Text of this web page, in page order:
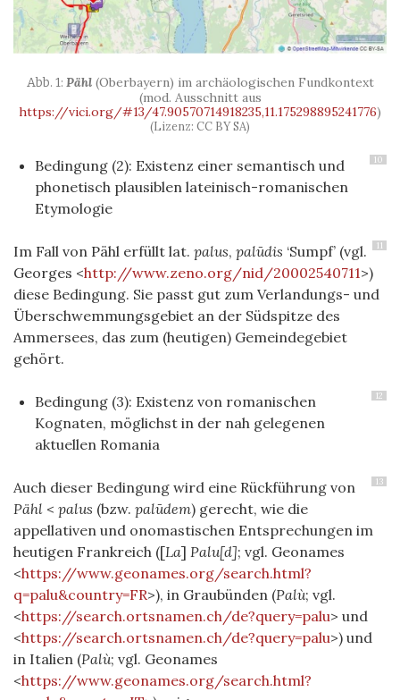
Pähl(Oberbayern) im archäologischen Fundkontext
(mod. Ausschnitt aus
https://vici.org/#13/47.90570714918235,11.175298895241776)
(Lizenz: CC BY SA)
10
Bedingung (2): Existenz einer semantisch und
phonetisch plausiblen lateinisch-romanischen
Etymologie
11
Im Fall von Pähl erfüllt lat. palus, palūdis ‘Sumpf’ (vgl.
Georges <http://www.zeno.org/nid/20002540711>)
diese Bedingung. Sie passt gut zum Verlandungs- und
Überschwemmungsgebiet an der Südspitze des
Ammersees, das zum (heutigen) Gemeindegebiet
gehört.
12
Bedingung (3): Existenz von romanischen
Kognaten, möglichst in der nah gelegenen
aktuellen Romania
13
Auch dieser Bedingung wird eine Rückführung von
Pähl < palus (bzw. palūdem) gerecht, wie die
appellativen und onomastischen Entsprechungen im
heutigen Frankreich ([La] Palu[d]; vgl. Geonames
<https://www.geonames.org/search.html?
q=palu&country=FR>), in Graubünden (Palù; vgl.
<https://search.ortsnamen.ch/de?query=palu> und
<https://search.ortsnamen.ch/de?query=palu>) und
in Italien (Palù; vgl. Geonames
<https://www.geonames.org/search.html?